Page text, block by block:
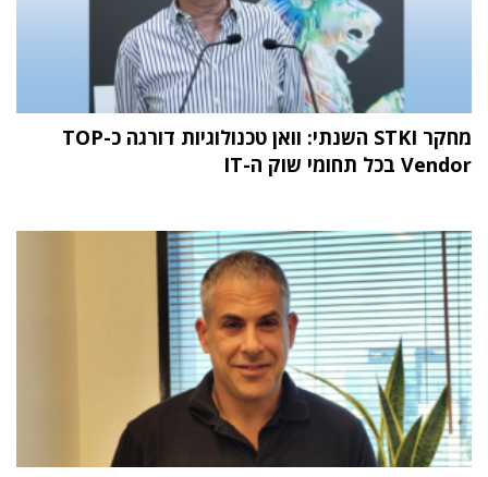
מחקר STKI השנתי: וואן טכנולוגיות דורגה כ-TOP
Vendor בכל תחומי שוק ה-IT